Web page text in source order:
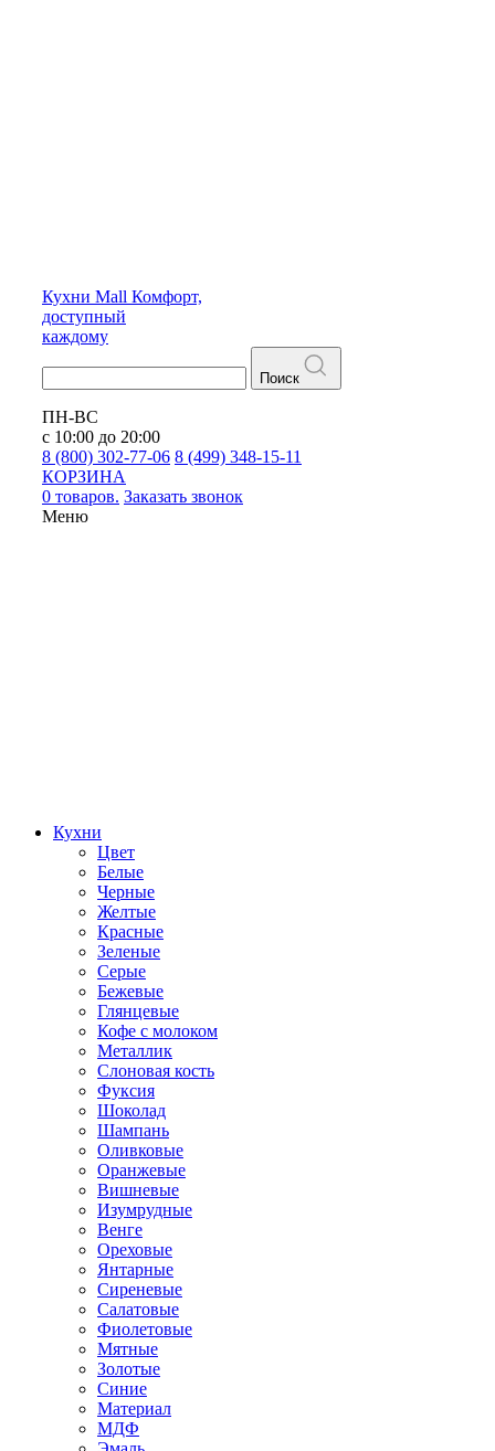
Кухни Mall Комфорт,
доступный
каждому
Поиск
ПН-ВС
с 10:00 до 20:00
8 (800) 302-77-06 8 (499) 348-15-11
КОРЗИНА
0 товаров. Заказать звонок
Меню
Кухни
Цвет
Белые
Черные
Желтые
Красные
Зеленые
Серые
Бежевые
Глянцевые
Кофе с молоком
Металлик
Слоновая кость
Фуксия
Шоколад
Шампань
Оливковые
Оранжевые
Вишневые
Изумрудные
Венге
Ореховые
Янтарные
Сиреневые
Салатовые
Фиолетовые
Мятные
Золотые
Синие
Материал
МДФ